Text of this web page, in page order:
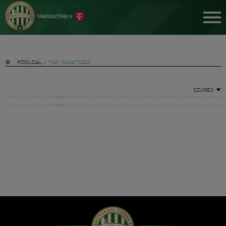
FŐOLDAL » TAG: RÁJÁTSZÁS
SZŰRÉS
Hírek